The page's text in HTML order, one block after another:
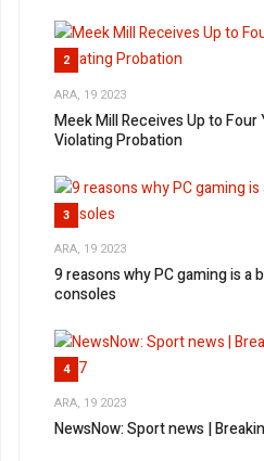
2
ARA, 19 2023
Meek Mill Receives Up to
Violating Probation
3
ARA, 19 2023
9 reasons why PC gaming is a
consoles
4
ARA, 19 2023
NewsNow: Sport news |